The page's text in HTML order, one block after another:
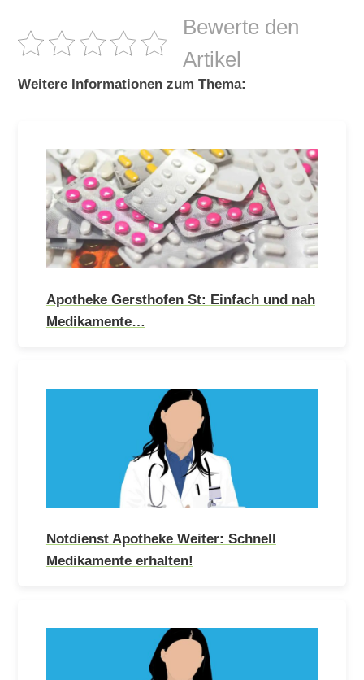
Bewerte den
Artikel
Weitere Informationen zum Thema:
Apotheke Gersthofen St: Einfach und nah
Medikamente…
Notdienst Apotheke Weiter: Schnell
Medikamente erhalten!